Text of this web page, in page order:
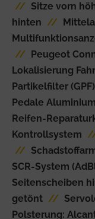
// Sitze vorn
hinten //
// Peugeot
Lokalisierung
Partikelfilter (GPF)
Pedale Aluminium
Reifen-
Kontrollsystem
//
SCR-System
Seitenscheiben
getönt //
Polsterung: